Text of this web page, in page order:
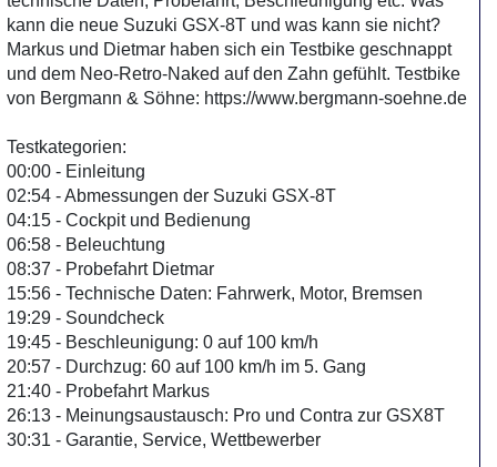
kann die neue Suzuki GSX-8T und was kann sie nicht?
Markus und Dietmar haben sich ein Testbike geschnappt
und dem Neo-Retro-Naked auf den Zahn gefühlt. Testbike
von Bergmann & Söhne: https://www.bergmann-soehne.de
Testkategorien:
00:00 - Einleitung
02:54 - Abmessungen der Suzuki GSX-8T
04:15 - Cockpit und Bedienung
06:58 - Beleuchtung
08:37 - Probefahrt Dietmar
15:56 - Technische Daten: Fahrwerk, Motor, Bremsen
19:29 - Soundcheck
19:45 - Beschleunigung: 0 auf 100 km/h
20:57 - Durchzug: 60 auf 100 km/h im 5. Gang
21:40 - Probefahrt Markus
26:13 - Meinungsaustausch: Pro und Contra zur GSX8T
30:31 - Garantie, Service, Wettbewerber